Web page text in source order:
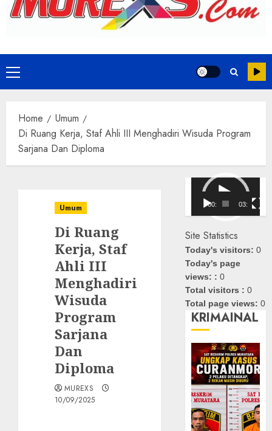
Primary
Menu
Home
Umum
Di Ruang Kerja, Staf Ahli III Menghadiri Wisuda Program
Sarjana Dan Diploma
Umum
Di Ruang
Kerja, Staf
Ahli III
Menghadiri
Wisuda
Program
Sarjana
Dan
Diploma
MUREXS
10/09/2025
Pemutar
Video
00:00 03:08
Site Statistics
Today's visitors:0
Today's page
views: :0
Total visitors :0
Total page views:0
KRIMAINAL